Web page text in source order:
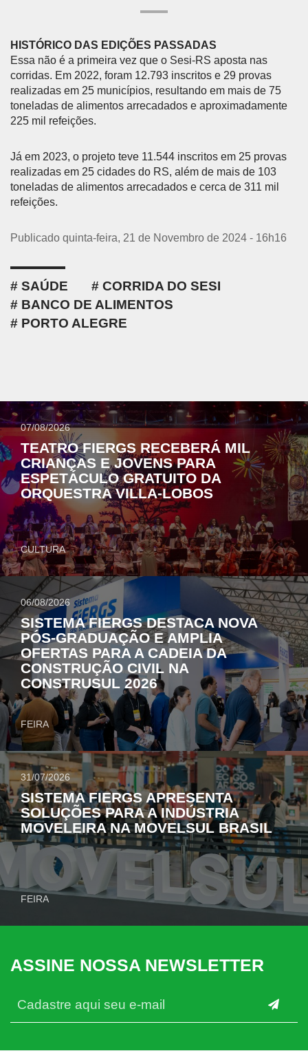
HISTÓRICO DAS EDIÇÕES PASSADAS
Essa não é a primeira vez que o Sesi-RS aposta nas
corridas. Em 2022, foram 12.793 inscritos e 29 provas
realizadas em 25 municípios, resultando em mais de 75
toneladas de alimentos arrecadados e aproximadamente
225 mil refeições.
Já em 2023, o projeto teve 11.544 inscritos em 25 provas
realizadas em 25 cidades do RS, além de mais de 103
toneladas de alimentos arrecadados e cerca de 311 mil
refeições.
Publicado quinta-feira, 21 de Novembro de 2024 - 16h16
SAÚDE
CORRIDA DO SESI
BANCO DE ALIMENTOS
PORTO ALEGRE
07/08/2026
TEATRO FIERGS RECEBERÁ MIL
CRIANÇAS E JOVENS PARA
ESPETÁCULO GRATUITO DA
ORQUESTRA VILLA-LOBOS
CULTURA
06/08/2026
SISTEMA FIERGS DESTACA NOVA
PÓS-GRADUAÇÃO E AMPLIA
OFERTAS PARA A CADEIA DA
CONSTRUÇÃO CIVIL NA
CONSTRUSUL 2026
FEIRA
31/07/2026
SISTEMA FIERGS APRESENTA
SOLUÇÕES PARA A INDÚSTRIA
MOVELEIRA NA MOVELSUL BRASIL
FEIRA
ASSINE NOSSA NEWSLETTER